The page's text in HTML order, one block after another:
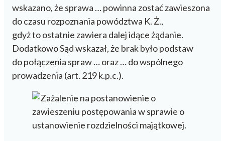
wskazano, że sprawa … powinna zostać zawieszona
do czasu rozpoznania powództwa K. Ż.,
gdyż to ostatnie zawiera dalej idące żądanie.
Dodatkowo Sąd wskazał, że brak było podstaw
do połączenia spraw … oraz … do wspólnego
prowadzenia (art. 219 k.p.c.).